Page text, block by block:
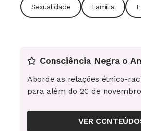
sala de aula, mas lembre-se de
estão preocupados em tentar
siga o caminho da maioria).
homossexuais descobre seu
idade escolar, como acontece
heterossexuais. Durante a
podem ter experiências com
Sexualidade Família
Consciência Negra o
Aborde as relações étnico-
para além do 20 de novembro
VER